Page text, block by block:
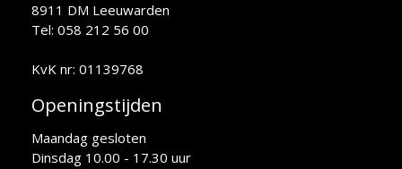
8911 DM Leeuwarden
Tel: 058 212 56 00
KvK nr: 01139768
Openingstijden
Maandag gesloten
Dinsdag 10.00 - 17.30 uur